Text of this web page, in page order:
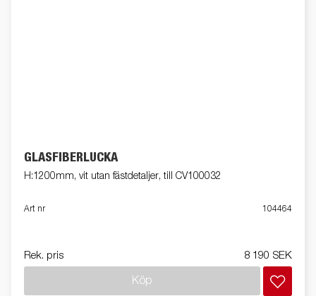
GLASFIBERLUCKA
H:1200mm, vit utan fästdetaljer, till CV100032
Art nr 104464
Rek. pris 8 190 SEK
Köp